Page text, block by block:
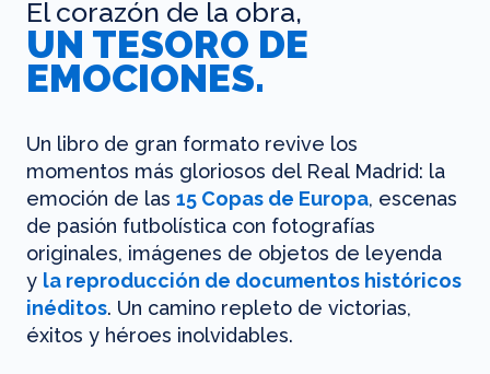
El corazón de la obra,
UN TESORO DE
EMOCIONES.
Un libro de gran formato revive los
momentos más gloriosos del Real Madrid: la
emoción de las 15 Copas de Europa, escenas
de pasión futbolística con fotografías
originales, imágenes de objetos de leyenda
y la reproducción de documentos históricos
inéditos. Un camino repleto de victorias,
éxitos y héroes inolvidables.